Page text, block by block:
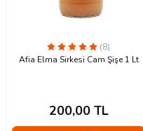
(8)
Afia Elma Sirkesi Cam Şişe 1 Lt
200,00TL